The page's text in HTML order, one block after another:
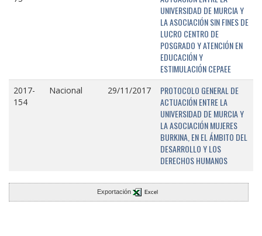
UNIVERSIDAD DE MURCIA Y
LA ASOCIACIÓN SIN FINES DE
LUCRO CENTRO DE
POSGRADO Y ATENCIÓN EN
EDUCACIÓN Y
ESTIMULACIÓN CEPAEE
2017-
154
Nacional 29/11/2017
PROTOCOLO GENERAL DE
ACTUACIÓN ENTRE LA
UNIVERSIDAD DE MURCIA Y
LA ASOCIACIÓN MUJERES
BURKINA, EN EL ÁMBITO DEL
DESARROLLO Y LOS
DERECHOS HUMANOS
Exportación Excel